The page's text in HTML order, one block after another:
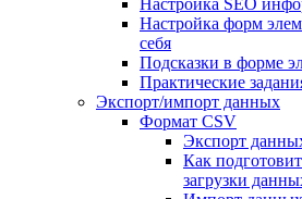
Настройка SEO
Настройка форм
себя
Подсказки в форме
Практические
Экспорт/импорт данных
Формат CSV
Экспорт
Как
загрузки